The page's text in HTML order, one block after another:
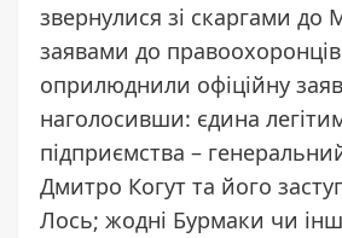
звернулися зі скаргами до
заявами до
оприлюднили офіційну
наголосивши: єдина
підприємства –
Дмитро Когут та його
Лось; жодні Бурмаки чи